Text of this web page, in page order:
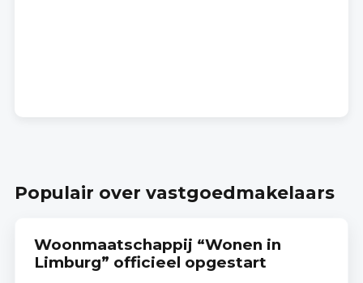
Populair over vastgoedmakelaars
Woonmaatschappij “Wonen in
Limburg” officieel opgestart